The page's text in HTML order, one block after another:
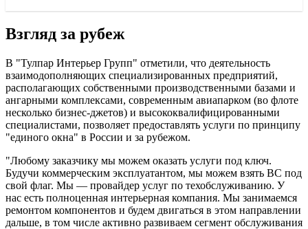
Взгляд за рубеж
В "Тулпар Интерьер Групп" отметили, что деятельность
взаимодополняющих специализированных предприятий,
располагающих собственными производственными базами и
ангарными комплексами, современным авиапарком (во флоте
несколько бизнес-джетов) и высококвалифицированными
специалистами, позволяет предоставлять услуги по принципу
"единого окна" в России и за рубежом.
"Любому заказчику мы можем оказать услуги под ключ.
Будучи коммерческим эксплуатантом, мы можем взять ВС под
свой флаг. Мы — провайдер услуг по техобслуживанию. У
нас есть полноценная интерьерная компания. Мы занимаемся
ремонтом компонентов и будем двигаться в этом направлении
дальше, в том числе активно развиваем сегмент обслуживания